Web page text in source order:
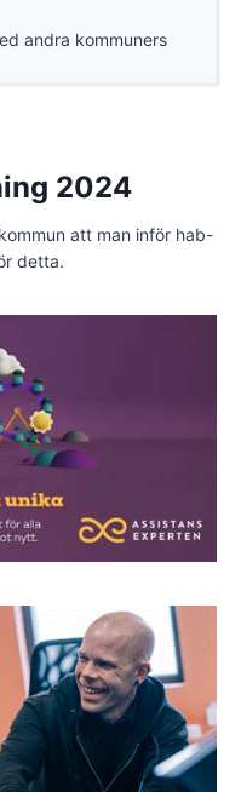
andra kommuners
2024
att man inför hab-
detta.